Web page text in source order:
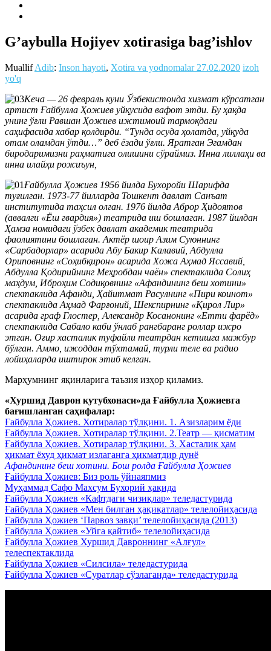
G’aybulla Hojiyev xotirasiga bag’ishlov
MuallifAdib: Inson hayoti, Xotira va yodnomalar 27.02.2020 izoh
yo'q
Кеча — 26 февраль куни Ўзбекистонда хизмат кўрсатган
артист Ғайбулла Ҳожиев уйқусида вафот этди. Бу ҳақда
унинг ўғли Равшан Ҳожиев ижтимоий тармоқдаги
саҳифасида хабар қолдирди. “Тунда осуда ҳолатда, уйқуда
отам оламдан ўтди…” деб ёзади ўғли. Яратган Эгамдан
биродаримизни раҳматига олишини сўраймиз. Инна лиллаҳи ва
инна илайҳи рожиъун,
Ғайбулла Ҳожиев 1956 йилда Бухоройи Шарифда
туғилган. 1973-77 йилларда Тошкент давлат Санъат
институтида таҳсил олган. 1976 йилда Аброр Ҳидоятов
(аввалги «Ёш гвардия») театрида иш бошлаган. 1987 йилдан
Ҳамза номидаги ўзбек давлат академик театрида
фаолиятини бошлаган. Актёр шоир Азим Суюннинг
«Сарбадорлар» асарида Абу Бакир Калавий, Абдулла
Ориповнинг «Соҳибқирон» асарида Хожа Аҳмад Яссавий,
Абдулла Қодирийнинг Меҳробдан чаён» спектаклида Солиҳ
маҳдум, Иброҳим Содиқовнинг «Афандининг беш хотини»
спектаклида Афанди, Ҳайитмат Расулнинг «Пири коинот»
спектаклида Аҳмад Фарғоний, Шекспирнинг «Қирол Лир»
асарида граф Глостер, Александр Косанонинг «Етти фарёд»
спектаклида Сабало каби ўнлаб рангбаранг роллар ижро
этган. Оғир хасталик туфайли театрдан кетишга мажбур
бўлган. Аммо, ижоддан тўхтамай, турли теле ва радио
лойиҳаларда иштирок этиб келган.
Марҳумнинг яқинларига таъзия изҳор қиламиз.
«Хуршид Даврон кутубхонаси»да Ғайбулла Ҳожиевга
бағишланган саҳифалар:
Ғайбулла Ҳожиев. Хотиралар тўлқини. 1. Азизларим ёди
Ғайбулла Ҳожиев. Хотиралар тўлқини. 2.Театр — қисматим
Ғайбулла Ҳожиев. Хотиралар тўлқини. 3. Хасталик ҳам
ҳикмат ёхуд ҳикмат излаганга ҳикматдир дунё
Афандининг беш хотини. Бош ролда Ғайбулла Ҳожиев
Ғайбулла Ҳожиев: Биз роль ўйнаяпмиз
Муҳаммад Сафо Махсум Бухорий ҳақида
Ғайбулла Ҳожиев «Кафтдаги чизиқлар» теледастурида
Ғайбулла Ҳожиев «Мен билган ҳақиқатлар» телелойиҳасида
Ғайбулла Ҳожиев ‘Парвоз завқи’ телелойиҳасида (2013)
Ғайбулла Ҳожиев «Уйга қайтиб» телелойиҳасида
Ғайбулла Ҳожиев Хуршид Давроннинг «Алғул»
телеспектаклида
Ғайбулла Ҳожиев «Силсила» теледастурида
Ғайбулла Ҳожиев «Суратлар сўзлаганда» теледастурида